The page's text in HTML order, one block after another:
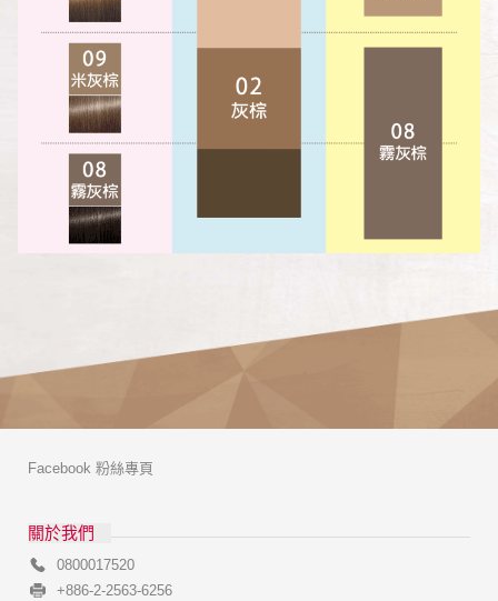
關於我們
0800017520
+886-2-2563-6256
Facebook 粉絲專頁